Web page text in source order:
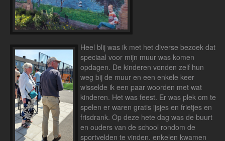
Heel blij was ik met het diverse bezoek dat
speciaal voor mijn muur was komen
opdagen. De kinderen vonden zelf hun
weg bij de muur en een enkele keer
wisselde ik een paar woorden met wat
kinderen. Het was feest. Er was plek om te
spelen er waren gratis ijsjes en frietjes en
frisdrank. Op deze hete dag was de buurt
en ouders van de school rondom de
sportvelden te vinden. enkelen kwamen